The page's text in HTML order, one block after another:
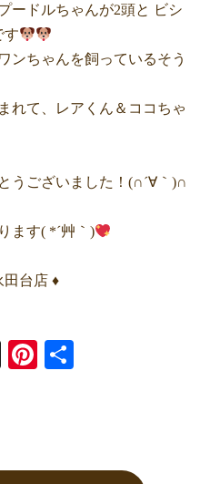
ードルちゃんが2頭と ビシ
す
ンちゃんを飼っているそう
れて、レアくん＆ココちゃ
うございました！(∩´∀｀)∩
ます( *´艸｀)
田台店 ♦
Threads Pinterest